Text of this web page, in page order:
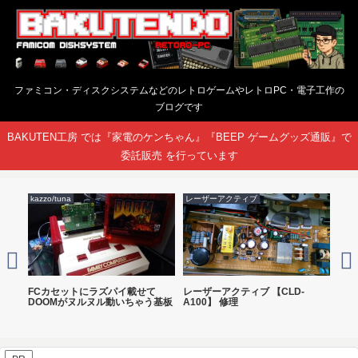
ファミコン・ディスクシステムなどのレトロゲームやレトロPC・電子工作の
ブログです
BAKUTEN工房 では『家電のケンちゃん』『BEEP ゲームグッズ通販』で
委託販売 を行っています
kazzo/tuna
FCカセットにラズパイ載せて
DOOMがヌルヌル動いちゃう基板
レーザーアクティブ
レーザーアクティブ 【CLD-
A100】 修理